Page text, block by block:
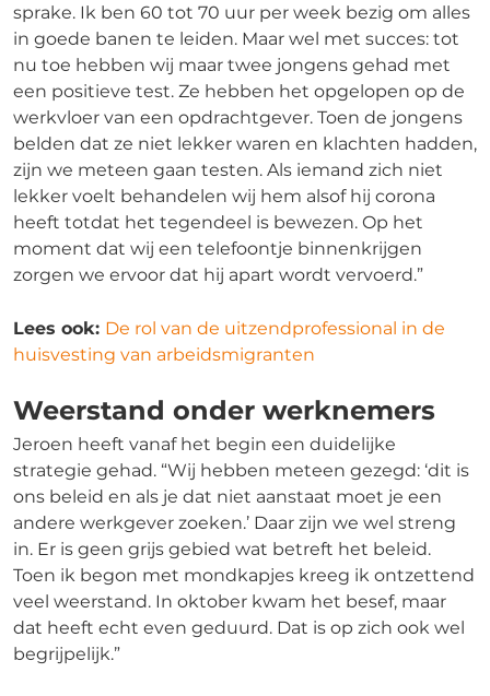
sprake. Ik ben 60 tot 70 uur per week bezig om alles
in goede banen te leiden. Maar wel met succes: tot
nu toe hebben wij maar twee jongens gehad met
een positieve test. Ze hebben het opgelopen op de
werkvloer van een opdrachtgever. Toen de jongens
belden dat ze niet lekker waren en klachten hadden,
zijn we meteen gaan testen. Als iemand zich niet
lekker voelt behandelen wij hem alsof hij corona
heeft totdat het tegendeel is bewezen. Op het
moment dat wij een telefoontje binnenkrijgen
zorgen we ervoor dat hij apart wordt vervoerd.”
Lees ook: De rol van de uitzendprofessional in de
huisvesting van arbeidsmigranten
Weerstand onder werknemers
Jeroen heeft vanaf het begin een duidelijke
strategie gehad. “Wij hebben meteen gezegd: ‘dit is
ons beleid en als je dat niet aanstaat moet je een
andere werkgever zoeken.’ Daar zijn we wel streng
in. Er is geen grijs gebied wat betreft het beleid.
Toen ik begon met mondkapjes kreeg ik ontzettend
veel weerstand. In oktober kwam het besef, maar
dat heeft echt even geduurd. Dat is op zich ook wel
begrijpelijk.”